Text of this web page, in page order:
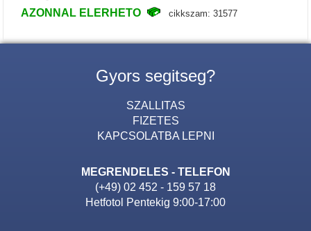
AZONNAL ELERHETO cikkszam: 31577
Gyors segitseg?
SZALLITAS
FIZETES
KAPCSOLATBA LEPNI
MEGRENDELES - TELEFON
(+49) 02 452 - 159 57 18
Hetfotol Pentekig 9:00-17:00